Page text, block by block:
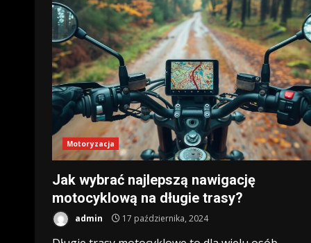
Motoryzacja
Jak wybrać najlepszą nawigację
motocyklową na długie trasy?
admin 17 października, 2024